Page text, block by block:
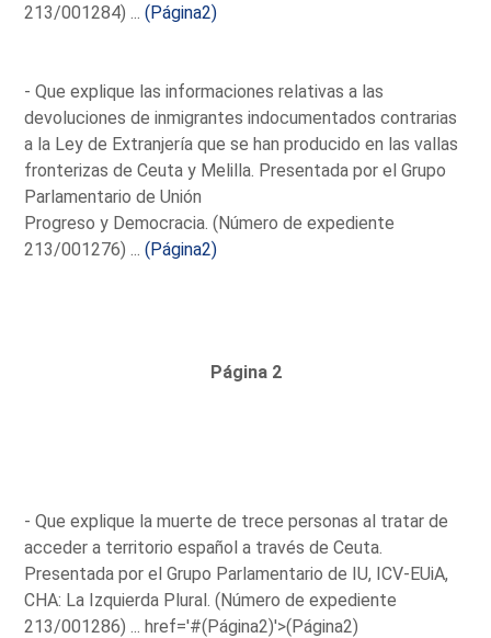
213/001284) ...(Página2)
- Que explique las informaciones relativas a las
devoluciones de inmigrantes indocumentados contrarias
a la Ley de Extranjería que se han producido en las vallas
fronterizas de Ceuta y Melilla. Presentada por el Grupo
Parlamentario de Unión
Progreso y Democracia. (Número de expediente
213/001276) ...(Página2)
Página 2
- Que explique la muerte de trece personas al tratar de
acceder a territorio español a través de Ceuta.
Presentada por el Grupo Parlamentario de IU, ICV-EUiA,
CHA: La Izquierda Plural. (Número de expediente
213/001286) ...href='#(Página2)'>(Página2)